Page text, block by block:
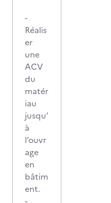
-
Réalis
er
une
ACV
du
matér
iau
jusqu’
à
l’ouvr
age
en
bâtim
ent.